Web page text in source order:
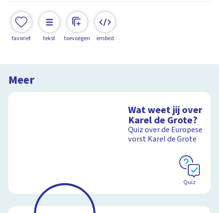
favoriet tekst toevoegen embed
Meer
Wat weet jij over
Karel de Grote?
Quiz over de Europese
vorst Karel de Grote
Quiz